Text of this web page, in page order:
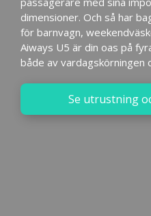
dimensioner. Och så har
för barnvagn,
Aiways U5 är din oas på
både av vardagskörningen
Se utrustning